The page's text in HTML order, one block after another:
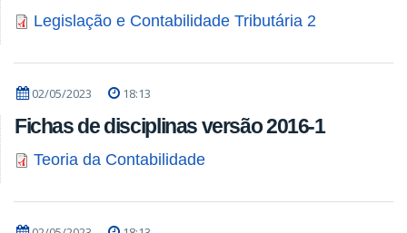
Legislação e Contabilidade Tributária 2
02/05/2023 18:13
Fichas de disciplinas versão 2016-1
Teoria da Contabilidade